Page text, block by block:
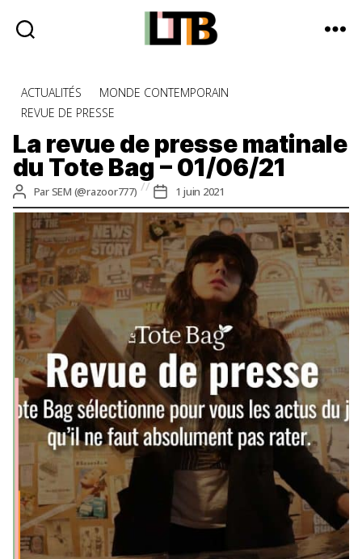
Bag
Média
d'information
quotidienne
Catégories
ACTUALITÉS
MONDE CONTEMPORAIN
REVUE DE PRESSE
La revue de presse matinale
du Tote Bag – 01/06/21
Auteur
de
l’article
ParSEM (@razoor777)
Date
de
l’article
1 juin 2021